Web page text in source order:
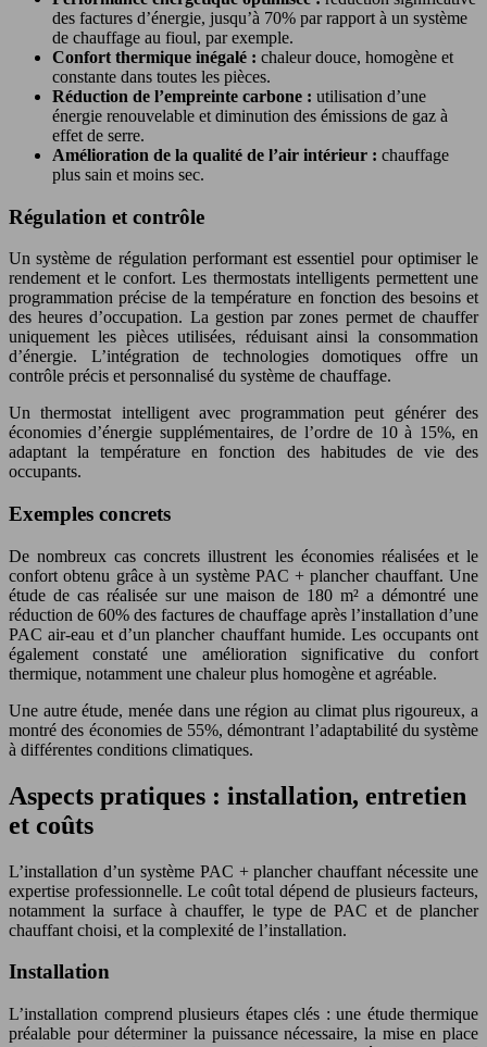
des factures d’énergie, jusqu’à 70% par rapport à un système
de chauffage au fioul, par exemple.
Confort thermique inégalé : chaleur douce, homogène et
constante dans toutes les pièces.
Réduction de l’empreinte carbone : utilisation d’une
énergie renouvelable et diminution des émissions de gaz à
effet de serre.
Amélioration de la qualité de l’air intérieur : chauffage
plus sain et moins sec.
Régulation et contrôle
Un système de régulation performant est essentiel pour optimiser le
rendement et le confort. Les thermostats intelligents permettent une
programmation précise de la température en fonction des besoins et
des heures d’occupation. La gestion par zones permet de chauffer
uniquement les pièces utilisées, réduisant ainsi la consommation
d’énergie. L’intégration de technologies domotiques offre un
contrôle précis et personnalisé du système de chauffage.
Un thermostat intelligent avec programmation peut générer des
économies d’énergie supplémentaires, de l’ordre de 10 à 15%, en
adaptant la température en fonction des habitudes de vie des
occupants.
Exemples concrets
De nombreux cas concrets illustrent les économies réalisées et le
confort obtenu grâce à un système PAC + plancher chauffant. Une
étude de cas réalisée sur une maison de 180 m² a démontré une
réduction de 60% des factures de chauffage après l’installation d’une
PAC air-eau et d’un plancher chauffant humide. Les occupants ont
également constaté une amélioration significative du confort
thermique, notamment une chaleur plus homogène et agréable.
Une autre étude, menée dans une région au climat plus rigoureux, a
montré des économies de 55%, démontrant l’adaptabilité du système
à différentes conditions climatiques.
Aspects pratiques : installation, entretien
et coûts
L’installation d’un système PAC + plancher chauffant nécessite une
expertise professionnelle. Le coût total dépend de plusieurs facteurs,
notamment la surface à chauffer, le type de PAC et de plancher
chauffant choisi, et la complexité de l’installation.
Installation
L’installation comprend plusieurs étapes clés : une étude thermique
préalable pour déterminer la puissance nécessaire, la mise en place